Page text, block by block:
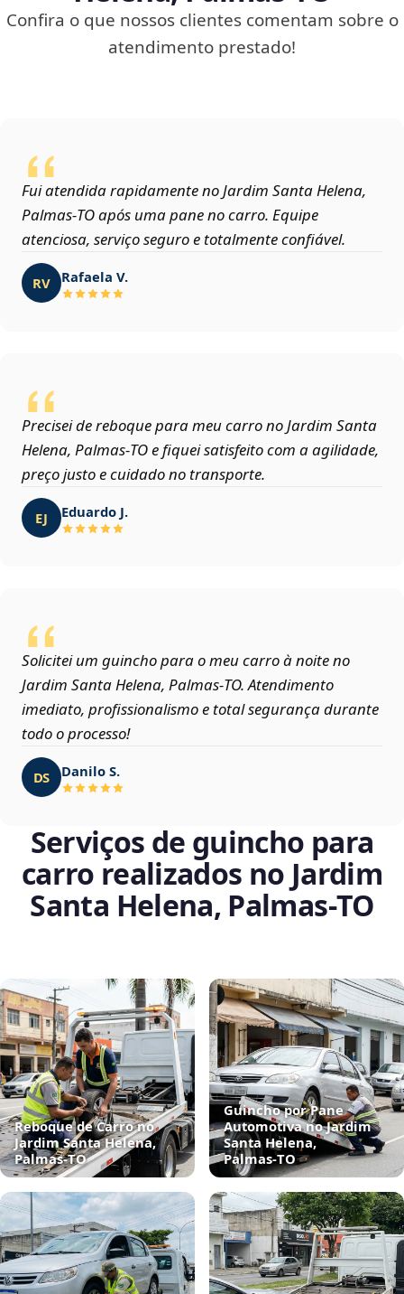
Confira o que nossos clientes comentam sobre o
atendimento prestado!
Fui atendida rapidamente no Jardim Santa Helena,
Palmas‑TO após uma pane no carro. Equipe
atenciosa, serviço seguro e totalmente confiável.
RV Rafaela V.
Precisei de reboque para meu carro no Jardim Santa
Helena, Palmas‑TO e fiquei satisfeito com a agilidade,
preço justo e cuidado no transporte.
EJ Eduardo J.
Solicitei um guincho para o meu carro à noite no
Jardim Santa Helena, Palmas‑TO. Atendimento
imediato, profissionalismo e total segurança durante
todo o processo!
DS Danilo S.
Serviços de guincho para
carro realizados no Jardim
Santa Helena, Palmas‑TO
Reboque de Carro no
Jardim Santa Helena,
Palmas‑TO
Guincho por Pane
Automotiva no Jardim
Santa Helena,
Palmas‑TO